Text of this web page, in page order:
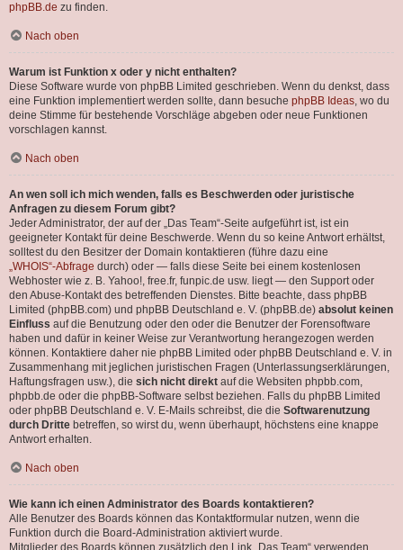
phpBB.de zu finden.
Nach oben
Warum ist Funktion x oder y nicht enthalten?
Diese Software wurde von phpBB Limited geschrieben. Wenn du denkst, dass
eine Funktion implementiert werden sollte, dann besuche phpBB Ideas, wo du
deine Stimme für bestehende Vorschläge abgeben oder neue Funktionen
vorschlagen kannst.
Nach oben
An wen soll ich mich wenden, falls es Beschwerden oder juristische
Anfragen zu diesem Forum gibt?
Jeder Administrator, der auf der „Das Team“-Seite aufgeführt ist, ist ein
geeigneter Kontakt für deine Beschwerde. Wenn du so keine Antwort erhältst,
solltest du den Besitzer der Domain kontaktieren (führe dazu eine
„WHOIS“-Abfrage durch) oder — falls diese Seite bei einem kostenlosen
Webhoster wie z. B. Yahoo!, free.fr, funpic.de usw. liegt — den Support oder
den Abuse-Kontakt des betreffenden Dienstes. Bitte beachte, dass phpBB
Limited (phpBB.com) und phpBB Deutschland e. V. (phpBB.de) absolut keinen
Einfluss auf die Benutzung oder den oder die Benutzer der Forensoftware
haben und dafür in keiner Weise zur Verantwortung herangezogen werden
können. Kontaktiere daher nie phpBB Limited oder phpBB Deutschland e. V. in
Zusammenhang mit jeglichen juristischen Fragen (Unterlassungserklärungen,
Haftungsfragen usw.), die sich nicht direkt auf die Websiten phpbb.com,
phpbb.de oder die phpBB-Software selbst beziehen. Falls du phpBB Limited
oder phpBB Deutschland e. V. E-Mails schreibst, die die Softwarenutzung
durch Dritte betreffen, so wirst du, wenn überhaupt, höchstens eine knappe
Antwort erhalten.
Nach oben
Wie kann ich einen Administrator des Boards kontaktieren?
Alle Benutzer des Boards können das Kontaktformular nutzen, wenn die
Funktion durch die Board-Administration aktiviert wurde.
Mitglieder des Boards können zusätzlich den Link „Das Team“ verwenden.